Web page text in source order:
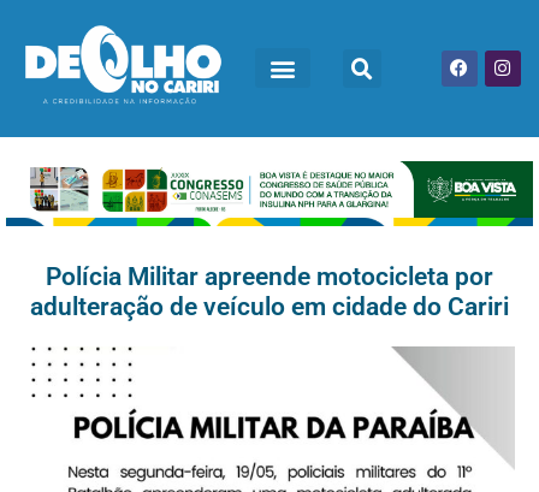
Polícia Militar apreende motocicleta por
adulteração de veículo em cidade do Cariri